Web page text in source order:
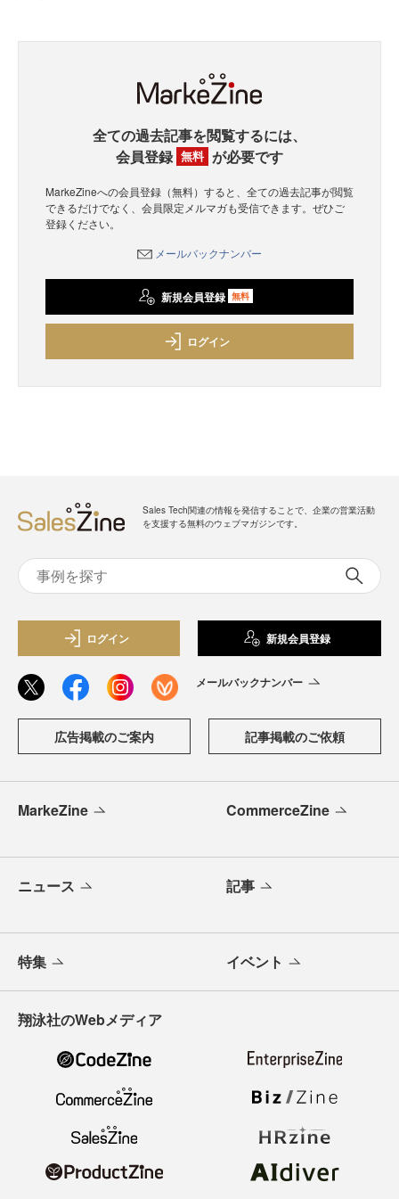
全ての過去記事を閲覧するには、
会員登録 無料 が必要です
MarkeZineへの会員登録（無料）すると、全ての過去記事が閲覧
できるだけでなく、会員限定メルマガも受信できます。ぜひご
登録ください。
メールバックナンバー
新規会員登録 無料
ログイン
Sales Tech関連の情報を発信することで、企業の営業活動
を支援する無料のウェブマガジンです。
ログイン 新規会員登録
メールバックナンバー
広告掲載のご案内 記事掲載のご依頼
MarkeZine CommerceZine
ニュース 記事
特集 イベント
翔泳社のWebメディア